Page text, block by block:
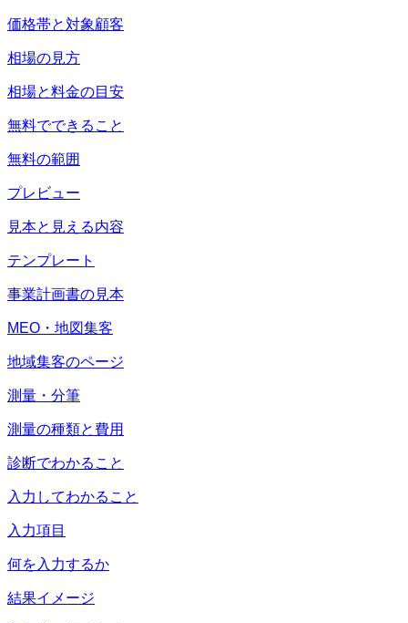
価格帯と対象顧客
相場の見方
相場と料金の目安
無料でできること
無料の範囲
プレビュー
見本と見える内容
テンプレート
事業計画書の見本
MEO・地図集客
地域集客のページ
測量・分筆
測量の種類と費用
診断でわかること
入力してわかること
入力項目
何を入力するか
結果イメージ